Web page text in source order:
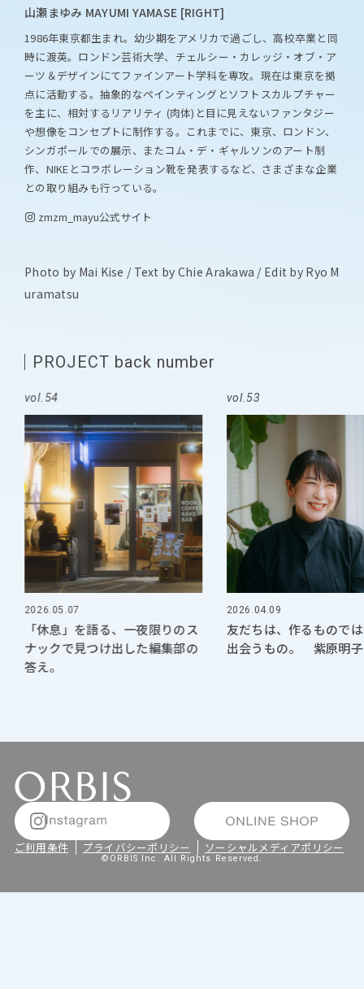
山瀬まゆみ MAYUMI YAMASE [RIGHT]
1986年東京都生まれ。幼少期をアメリカで過ごし、高校卒業と同
時に渡英。ロンドン芸術大学、チェルシー・カレッジ・オブ・ア
ーツ＆デザインにてファインアート学科を専攻。現在は東京を拠
点に活動する。抽象的なペインティングとソフトスカルプチャー
を主に、相対するリアリティ (肉体)と目に見えないファンタジー
や想像をコンセプトに制作する。これまでに、東京、ロンドン、
シンガポールでの展示、またコム・デ・ギャルソンのアート制
作、NIKEとコラボレーション靴を発表するなど、さまざまな企業
との取り組みも行っている。
zmzm_mayu公式サイト
Photo by Mai Kise / Text by Chie Arakawa / Edit by Ryo M
uramatsu
PROJECT back number
vol.54
2026.05.07
「休息」を語る、一夜限りのス
ナックで見つけ出した編集部の
答え。
vol.53
2026.04.09
友だちは、作るもので
出会うもの。 紫原明子
ご利用条件 プライバシーポリシー ソーシャルメディアポリシー
©ORBIS Inc. All Rights Reserved.